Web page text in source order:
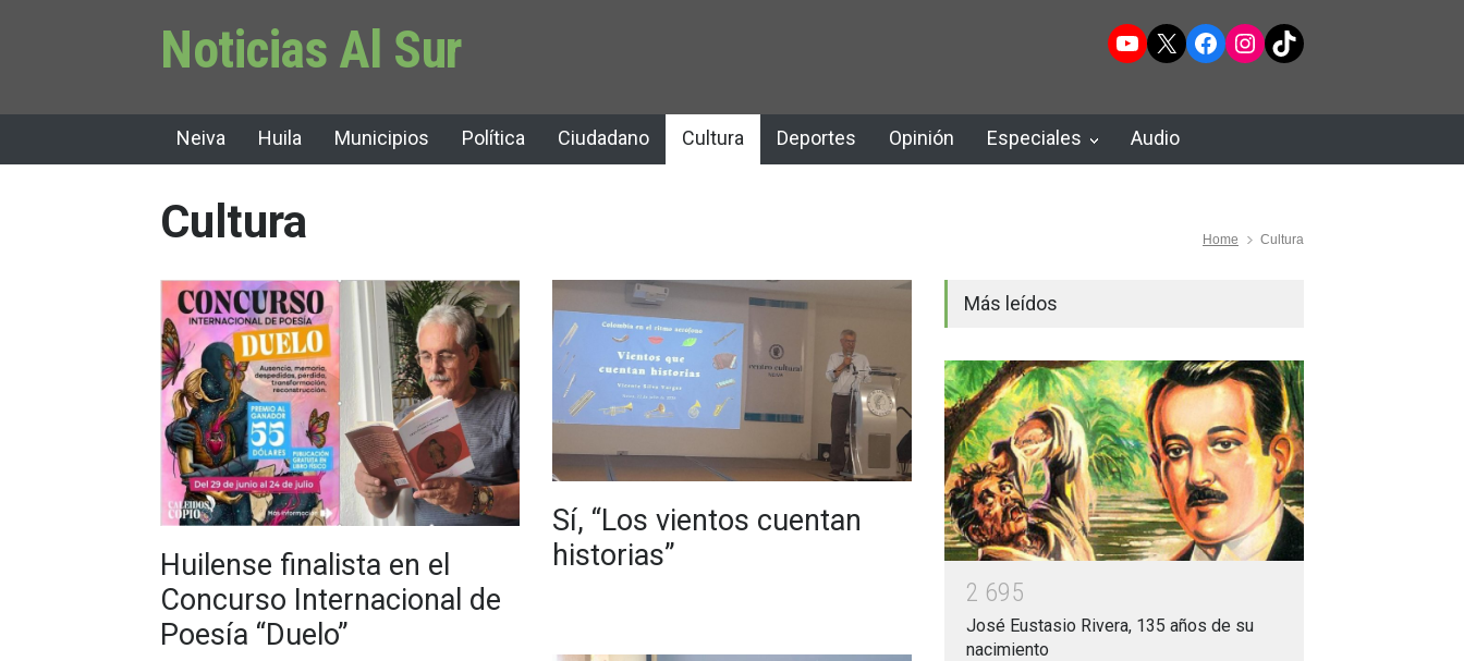
Noticias Al Sur YouTube
X Facebook
Instagram
TikTok
Neiva Huila Municipios Política Ciudadano Cultura Deportes Opinión Especiales Audio
Cultura Home Cultura
Huilense finalista en el
Concurso Internacional de
Poesía “Duelo”
Sí, “Los vientos cuentan
historias”
Más leídos
2 695
José Eustasio Rivera, 135 años de su
nacimiento